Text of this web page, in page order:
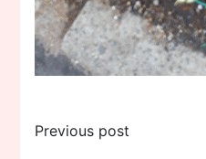
投
Previous post